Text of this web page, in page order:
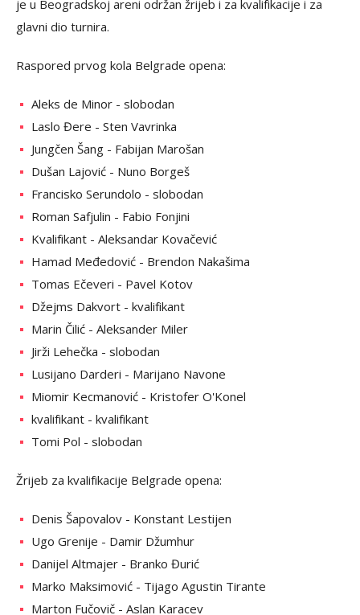
je u Beogradskoj areni održan žrijeb i za kvalifikacije i za
glavni dio turnira.
Raspored prvog kola Belgrade opena:
Aleks de Minor - slobodan
Laslo Đere - Sten Vavrinka
Jungčen Šang - Fabijan Marošan
Dušan Lajović - Nuno Borgeš
Francisko Serundolo - slobodan
Roman Safjulin - Fabio Fonjini
Kvalifikant - Aleksandar Kovačević
Hamad Međedović - Brendon Nakašima
Tomas Ečeveri - Pavel Kotov
Džejms Dakvort - kvalifikant
Marin Čilić - Aleksander Miler
Jirži Lehečka - slobodan
Lusijano Darderi - Marijano Navone
Miomir Kecmanović - Kristofer O'Konel
kvalifikant - kvalifikant
Tomi Pol - slobodan
Žrijeb za kvalifikacije Belgrade opena:
Denis Šapovalov - Konstant Lestijen
Ugo Grenije - Damir Džumhur
Danijel Altmajer - Branko Đurić
Marko Maksimović - Tijago Agustin Tirante
Marton Fučovič - Aslan Karacev